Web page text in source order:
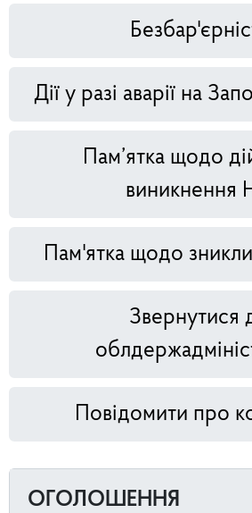
Дії у разі аварії на
Пам’ятка щодо
виникнення
Пам'ятка щодо
Звернутися
Повідомити про
ОГОЛОШЕННЯ